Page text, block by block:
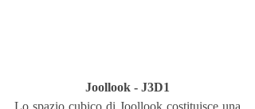
Joollook - J3D1